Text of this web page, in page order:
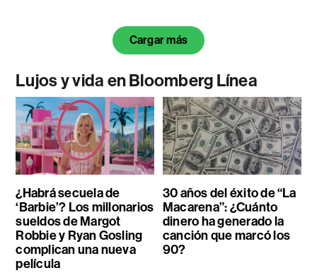
Cargar más
Lujos y vida en Bloomberg Línea
¿Habrá secuela de
‘Barbie’? Los millonarios
sueldos de Margot
Robbie y Ryan Gosling
complican una nueva
película
30 años del éxito de “La
Macarena”: ¿Cuánto
dinero ha generado la
canción que marcó los
90?